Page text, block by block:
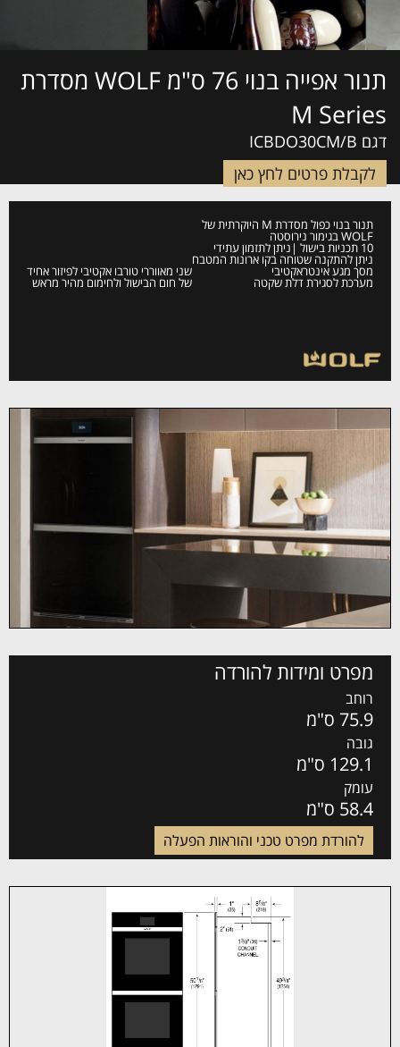
תנור אפייה בנוי 76 ס"מ WOLF מסדרת
M Series
דגם ICBDO30CM/B
לקבלת פרטים לחץ כאן
תנור בנוי כפול מסדרת M היוקרתית של
WOLF בגימור נירוסטה
10 תכניות בישול | ניתן לתזמון עתידי
ניתן להתקנה שטוחה בקו ארונות המטבח
מסך מגע אינטראקטיבי
מערכת לסגירת דלת שקטה
שני מאווררי טורבו אקטיבי לפיזור אחיד
של חום הבישול ולחימום מהיר מראש
מפרט ומידות להורדה
רוחב
75.9 ס"מ
גובה
129.1 ס"מ
עומק
58.4 ס"מ
להורדת מפרט טכני והוראות הפעלה